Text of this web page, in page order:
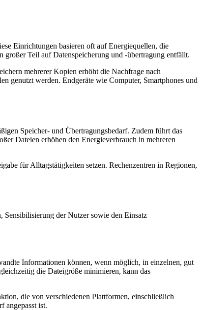
Einrichtungen basieren oft auf Energiequellen, die
Teil auf Datenspeicherung und -übertragung entfällt.
mehrerer Kopien erhöht die Nachfrage nach
genutzt werden. Endgeräte wie Computer, Smartphones und
Speicher- und Übertragungsbedarf. Zudem führt das
Dateien erhöhen den Energieverbrauch in mehreren
für Alltagstätigkeiten setzen. Rechenzentren in Regionen,
der Nutzer sowie den Einsatz
Informationen können, wenn möglich, in einzelnen, gut
die Dateigröße minimieren, kann das
die von verschiedenen Plattformen, einschließlich
angepasst ist.